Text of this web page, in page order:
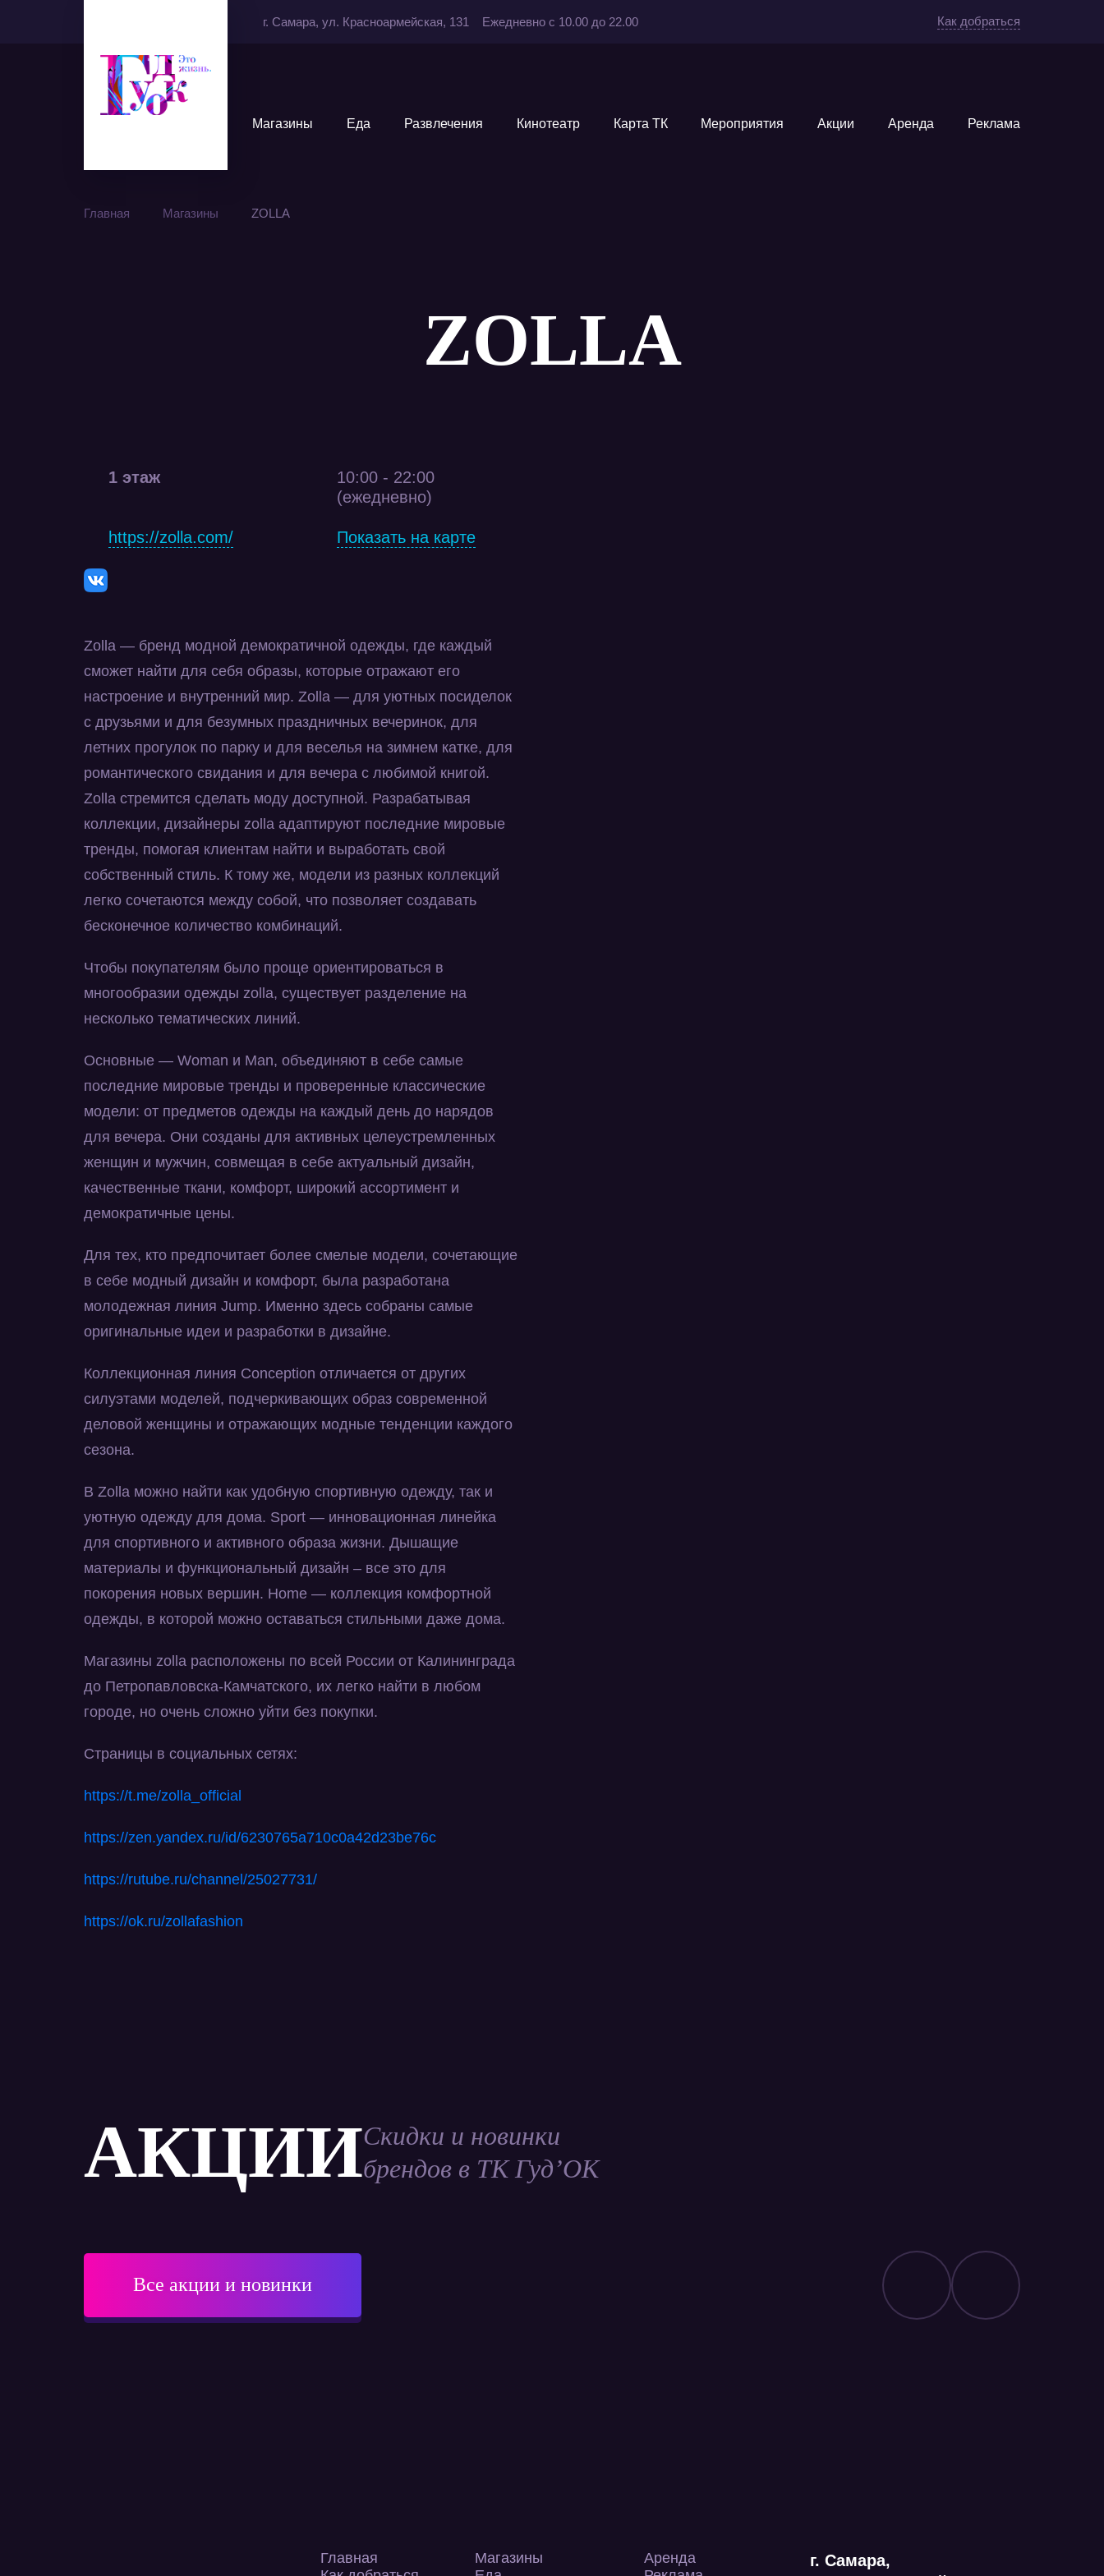
г. Самара, ул. Красноармейская, 131 Ежедневно с 10.00 до 22.00 Как добраться
Магазины Еда Развлечения Кинотеатр Карта ТК Мероприятия Акции Аренда Реклама
Главная Магазины ZOLLA
ZOLLA
1 этаж
10:00 - 22:00
(ежедневно)
https://zolla.com/ Показать на карте
Zolla — бренд модной демократичной одежды, где каждый
сможет найти для себя образы, которые отражают его
настроение и внутренний мир. Zolla — для уютных посиделок
с друзьями и для безумных праздничных вечеринок, для
летних прогулок по парку и для веселья на зимнем катке, для
романтического свидания и для вечера с любимой книгой.
Zolla стремится сделать моду доступной. Разрабатывая
коллекции, дизайнеры zolla адаптируют последние мировые
тренды, помогая клиентам найти и выработать свой
собственный стиль. К тому же, модели из разных коллекций
легко сочетаются между собой, что позволяет создавать
бесконечное количество комбинаций.
Чтобы покупателям было проще ориентироваться в
многообразии одежды zolla, существует разделение на
несколько тематических линий.
Основные — Woman и Man, объединяют в себе самые
последние мировые тренды и проверенные классические
модели: от предметов одежды на каждый день до нарядов
для вечера. Они созданы для активных целеустремленных
женщин и мужчин, совмещая в себе актуальный дизайн,
качественные ткани, комфорт, широкий ассортимент и
демократичные цены.
Для тех, кто предпочитает более смелые модели, сочетающие
в себе модный дизайн и комфорт, была разработана
молодежная линия Jump. Именно здесь собраны самые
оригинальные идеи и разработки в дизайне.
Коллекционная линия Conception отличается от других
силуэтами моделей, подчеркивающих образ современной
деловой женщины и отражающих модные тенденции каждого
сезона.
В Zolla можно найти как удобную спортивную одежду, так и
уютную одежду для дома. Sport — инновационная линейка
для спортивного и активного образа жизни. Дышащие
материалы и функциональный дизайн – все это для
покорения новых вершин. Home — коллекция комфортной
одежды, в которой можно оставаться стильными даже дома.
Магазины zolla расположены по всей России от Калининграда
до Петропавловска-Камчатского, их легко найти в любом
городе, но очень сложно уйти без покупки.
Страницы в социальных сетях:
https://t.me/zolla official
https://zen.yandex.ru/id/6230765a710c0a42d23be76c
https://rutube.ru/channel /25027731/
https://ok.ru/zollafashion
АКЦИИСкидки и новинки
брендов в ТК Гуд’ОК
Все акции и новинки
Главная
Магазины
Аренда
г. Самара,